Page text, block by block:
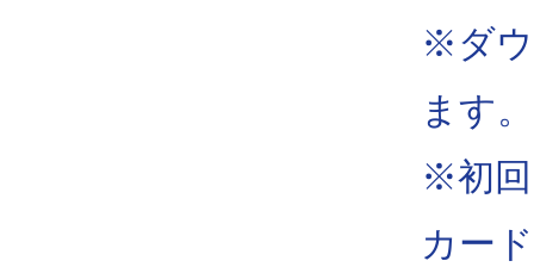
※ダウ
ます。
※初回
カー